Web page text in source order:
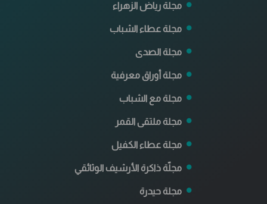
مجلة رياض الزهراء
مجلة عطاء الشباب
مجلة الصدى
مجلة أوراق معرفية
مجلة مع الشباب
مجلة ملتقى القمر
مجلة عطاء الكفيل
مجلّة ذاكرة الأرشيف الوثائقي
مجلة حيدرة